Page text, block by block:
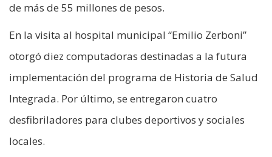
de más de 55 millones de pesos.
En la visita al hospital municipal “Emilio Zerboni”
otorgó diez computadoras destinadas a la futura
implementación del programa de Historia de Salud
Integrada. Por último, se entregaron cuatro
desfibriladores para clubes deportivos y sociales
locales.